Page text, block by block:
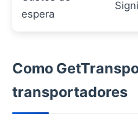
espera
Como
transportadores